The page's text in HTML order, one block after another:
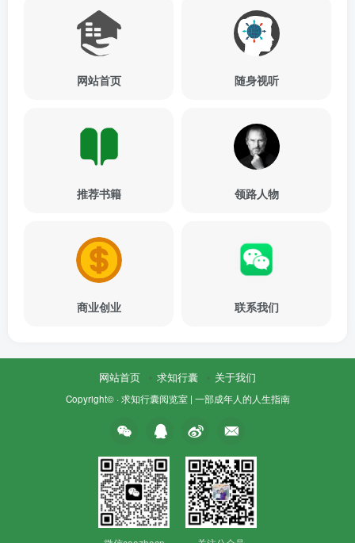
网站首页 随身视听
推荐书籍 领路人物
商业创业 联系我们
网站首页 求知行囊 关于我们
Copyright© · 求知行囊阅览室 | 一部成年人的人生指南